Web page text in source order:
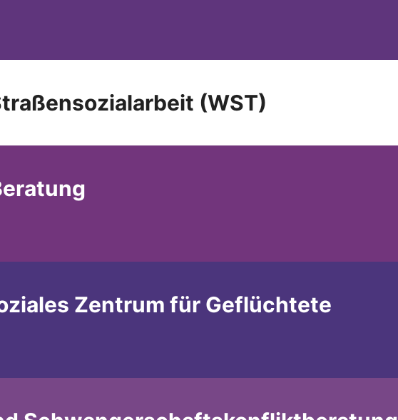
(WST)
Zentrum für Geflüchtete